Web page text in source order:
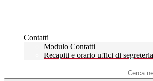
Contatti
Modulo Contatti
Recapiti e orario uffici di segreteria